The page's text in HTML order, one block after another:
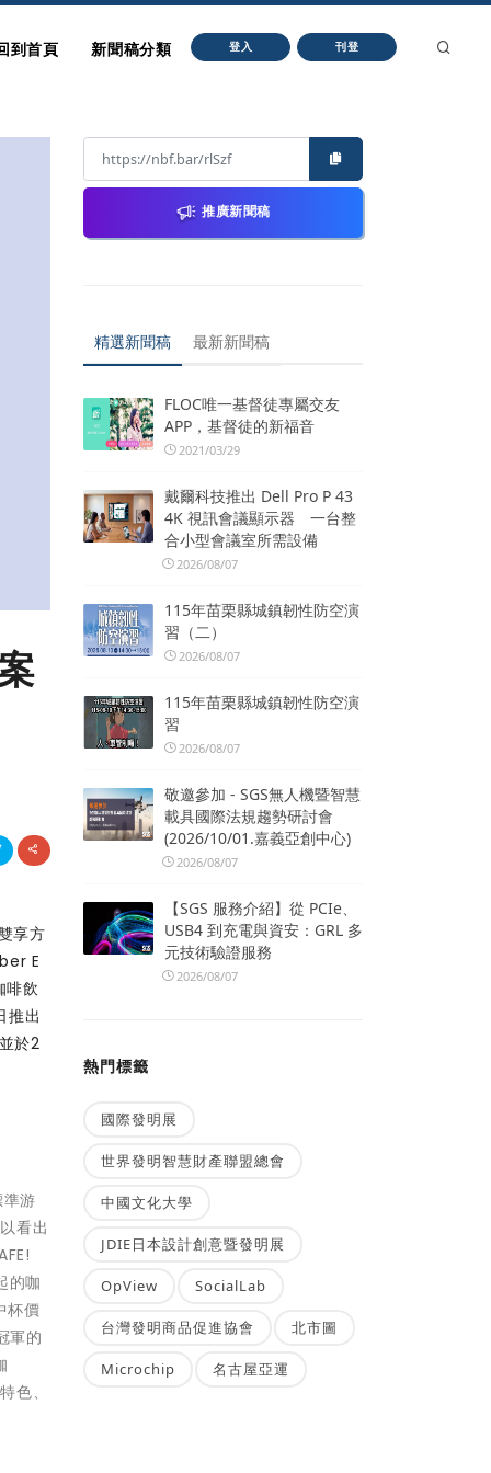
到首頁 新聞稿分類 登入 刊登
享方
E
啡飲
推出
於2
游
看出
的咖
杯價
軍的
色、
推廣新聞稿
精選新聞稿 最新新聞稿
FLOC唯一基督徒專屬交友
APP，基督徒的新福音
2021/03/29
戴爾科技推出 Dell Pro P 43
4K 視訊會議顯示器 一台整
合小型會議室所需設備
2026/08/07
115年苗栗縣城鎮韌性防空演
習（二）
2026/08/07
115年苗栗縣城鎮韌性防空演
習
2026/08/07
敬邀參加 - SGS無人機暨智慧
載具國際法規趨勢研討會
(2026/10/01.嘉義亞創中心)
2026/08/07
【SGS 服務介紹】從 PCIe、
USB4 到充電與資安：GRL 多
元技術驗證服務
2026/08/07
熱門標籤
國際發明展
世界發明智慧財產聯盟總會
中國文化大學
JDIE日本設計創意暨發明展
OpView SocialLab
台灣發明商品促進協會 北市圖
Microchip 名古屋亞運